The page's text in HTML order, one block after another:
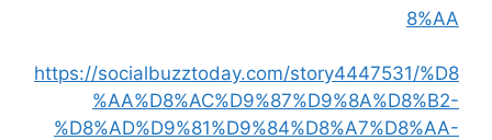
8%AA
https://socialbuzztoday.com/story4447531/%D8
%AA%D8%AC%D9%87%D9%8A%D8%B2-
%D8%AD%D9%81%D9%84%D8%A7%D8%AA-